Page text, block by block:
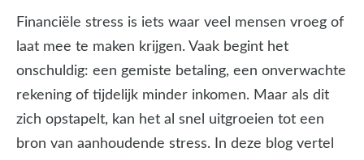
Financiële stress is iets waar veel mensen vroeg of
laat mee te maken krijgen. Vaak begint het
onschuldig: een gemiste betaling, een onverwachte
rekening of tijdelijk minder inkomen. Maar als dit
zich opstapelt, kan het al snel uitgroeien tot een
bron van aanhoudende stress. In deze blog vertel